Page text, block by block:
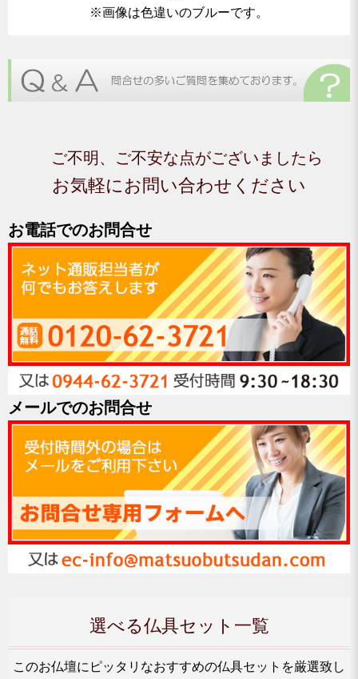
※画像は色違いのブルーです。
ご不明、ご不安な点がございましたら
お気軽にお問い合わせください
お電話でのお問合せ
メールでのお問合せ
選べる仏具セット一覧
このお仏壇にピッタリなおすすめの仏具セットを厳選致し